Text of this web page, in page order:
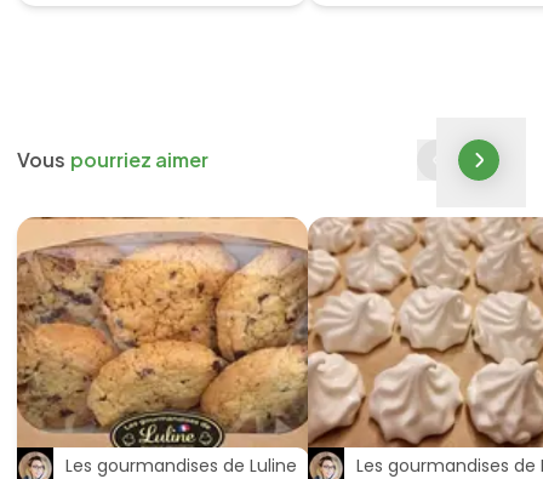
Vous pourriez aimer
Les gourmandises de Luline Les gourmandises de